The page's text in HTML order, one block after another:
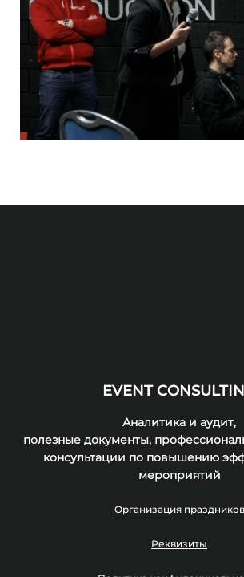
EVENT
Аналитика и аудит,
полезные документы,
консультации по повышению
мероприятий
Организация праздников
Реквизиты